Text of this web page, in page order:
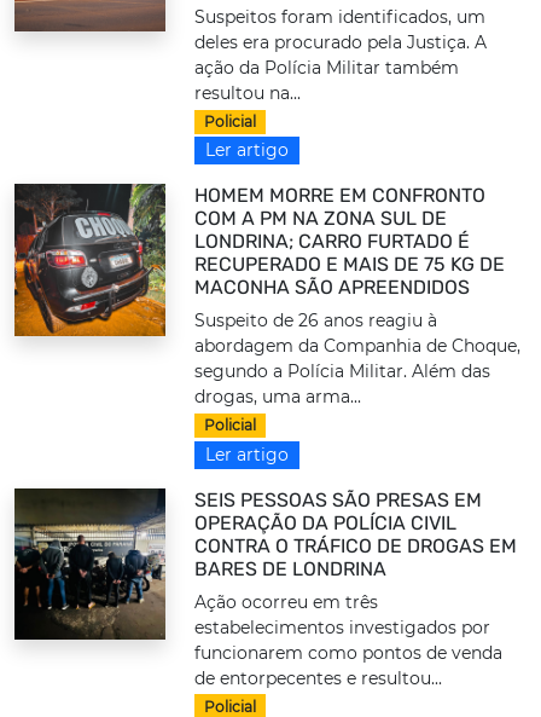
Suspeitos foram identificados, um
deles era procurado pela Justiça. A
ação da Polícia Militar também
resultou na...
Policial
Ler artigo
HOMEM MORRE EM CONFRONTO
COM A PM NA ZONA SUL DE
LONDRINA; CARRO FURTADO É
RECUPERADO E MAIS DE 75 KG DE
MACONHA SÃO APREENDIDOS
Suspeito de 26 anos reagiu à
abordagem da Companhia de Choque,
segundo a Polícia Militar. Além das
drogas, uma arma...
Policial
Ler artigo
SEIS PESSOAS SÃO PRESAS EM
OPERAÇÃO DA POLÍCIA CIVIL
CONTRA O TRÁFICO DE DROGAS EM
BARES DE LONDRINA
Ação ocorreu em três
estabelecimentos investigados por
funcionarem como pontos de venda
de entorpecentes e resultou...
Policial